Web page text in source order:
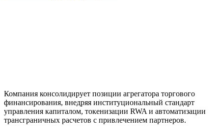
Компания консолидирует позиции агрегатора торгового
финансирования, внедряя институциональный стандарт
управления капиталом, токенизации RWA и автоматизации
трансграничных расчетов с привлечением партнеров.